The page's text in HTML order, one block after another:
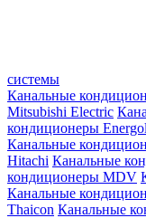
системы
Канальные
Mitsubishi Electric
кондиционеры
Канальные
Hitachi Канальные
кондиционеры MDV
Канальные
Thaicon Канальные